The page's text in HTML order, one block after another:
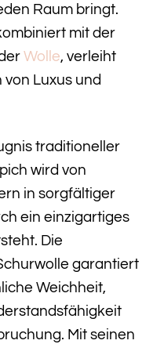
Raum bringt.
mit der
Wolle, verleiht
Luxus und
traditioneller
wird von
in sorgfältiger
ein einzigartiges
Die
garantiert
Weichheit,
Mit seinen